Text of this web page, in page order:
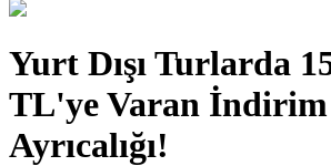
Yurt Dışı Turlarda
TL'ye Varan İndirim
Ayrıcalığı!